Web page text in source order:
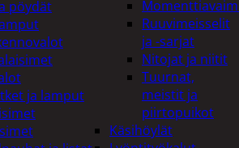
Ruuvimeisselit
ja -sarjat
Nitojat ja niitit
Tuurnat,
meistit ja
piirtopuikot
Käsihöylät
pöydät
ja lamput